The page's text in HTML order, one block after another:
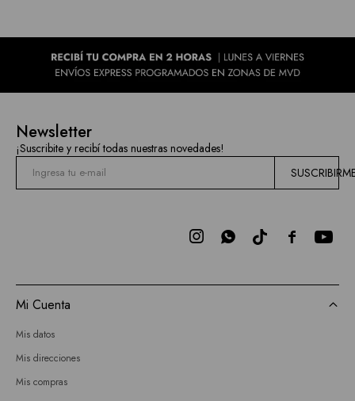
Newsletter
¡Suscribite y recibí todas nuestras novedades!

 
Mi Cuenta
Mis datos
Mis direcciones
Mis compras